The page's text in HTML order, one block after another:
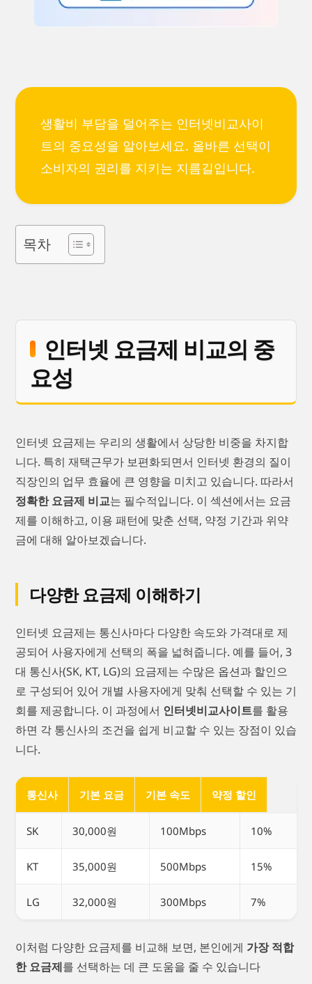
생활비 부담을 덜어주는 인터넷비교사이
트의 중요성을 알아보세요. 올바른 선택이
소비자의 권리를 지키는 지름길입니다.
목차
인터넷 요금제 비교의 중
요성
인터넷 요금제는 우리의 생활에서 상당한 비중을 차지합
니다. 특히 재택근무가 보편화되면서 인터넷 환경의 질이
직장인의 업무 효율에 큰 영향을 미치고 있습니다. 따라서
정확한 요금제 비교는 필수적입니다. 이 섹션에서는 요금
제를 이해하고, 이용 패턴에 맞춘 선택, 약정 기간과 위약
금에 대해 알아보겠습니다.
다양한 요금제 이해하기
인터넷 요금제는 통신사마다 다양한 속도와 가격대로 제
공되어 사용자에게 선택의 폭을 넓혀줍니다. 예를 들어, 3
대 통신사(SK, KT, LG)의 요금제는 수많은 옵션과 할인으
로 구성되어 있어 개별 사용자에게 맞춰 선택할 수 있는 기
회를 제공합니다. 이 과정에서 인터넷비교사이트를 활용
하면 각 통신사의 조건을 쉽게 비교할 수 있는 장점이 있습
니다.
통신사 기본 요금 기본 속도 약정 할인
SK 30,000원 100Mbps 10%
KT 35,000원 500Mbps 15%
LG 32,000원 300Mbps 7%
이처럼 다양한 요금제를 비교해 보면, 본인에게 가장 적합
한 요금제를 선택하는 데 큰 도움을 줄 수 있습니다